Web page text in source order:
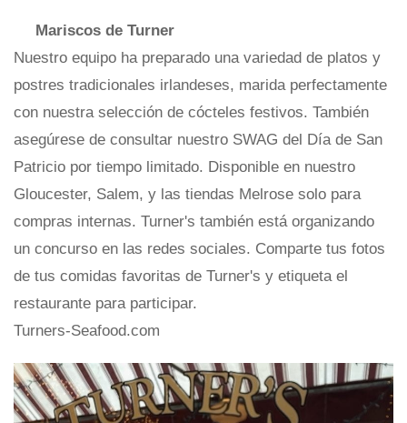
Mariscos de Turner
Nuestro equipo ha preparado una variedad de platos y
postres tradicionales irlandeses, marida perfectamente
con nuestra selección de cócteles festivos. También
asegúrese de consultar nuestro SWAG del Día de San
Patricio por tiempo limitado. Disponible en nuestro
Gloucester, Salem, y las tiendas Melrose solo para
compras internas. Turner's también está organizando
un concurso en las redes sociales. Comparte tus fotos
de tus comidas favoritas de Turner's y etiqueta el
restaurante para participar.
Turners-Seafood.com